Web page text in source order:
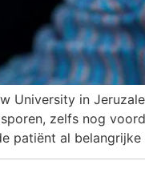
University in
zelfs nog
patiënt al